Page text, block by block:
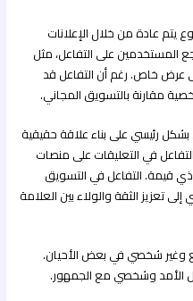
يتم عادة من خلال الإعلانات
المستخدمين على التفاعل، مثل
عرض خاص. رغم أن التفاعل قد
مقارنة بالتسويق المجاني.
رئيسي على بناء علاقة حقيقية
في التعليقات على منصات
قيمة. التفاعل في التسويق
تعزيز الثقة والولاء بين العلامة
وغير شخصي في بعض الأحيان.
الأمد وشخصي مع الجمهور.